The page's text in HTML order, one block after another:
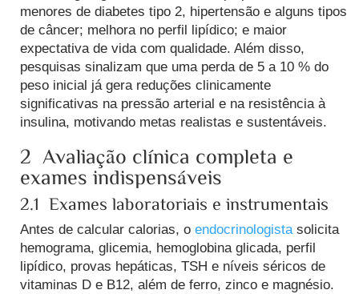
menores de diabetes tipo 2, hipertensão e alguns tipos
de câncer; melhora no perfil lipídico; e maior
expectativa de vida com qualidade. Além disso,
pesquisas sinalizam que uma perda de 5 a 10 % do
peso inicial já gera reduções clinicamente
significativas na pressão arterial e na resistência à
insulina, motivando metas realistas e sustentáveis.
2 Avaliação clínica completa e
exames indispensáveis
2.1 Exames laboratoriais e instrumentais
Antes de calcular calorias, o endocrinologista solicita
hemograma, glicemia, hemoglobina glicada, perfil
lipídico, provas hepáticas, TSH e níveis séricos de
vitaminas D e B12, além de ferro, zinco e magnésio.